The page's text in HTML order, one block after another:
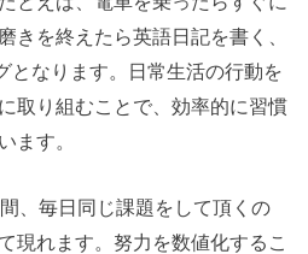
きを終えたら英語日記を書く、
となります。日常生活の行動を
取り組むことで、効率的に習慣
ます。
、毎日同じ課題をして頂くの
現れます。努力を数値化するこ